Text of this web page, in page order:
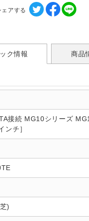
ェアする
ク情報 商品
接続 MG10シリーズ
ンチ］
)